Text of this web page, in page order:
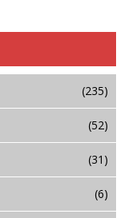
(235)
(52)
(31)
(6)